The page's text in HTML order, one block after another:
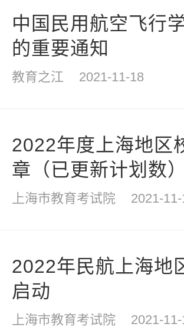
中国民用航空飞行
的重要通知
教育之江 2021-11-18
2022年度上海地区
章（已更新计划数）
上海市教育考试院 2021-
2022年民航上海地
启动
上海市教育考试院 2021-